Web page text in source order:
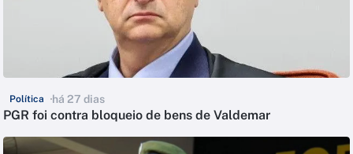
Política há 27 dias
PGR foi contra bloqueio de bens de Valdemar